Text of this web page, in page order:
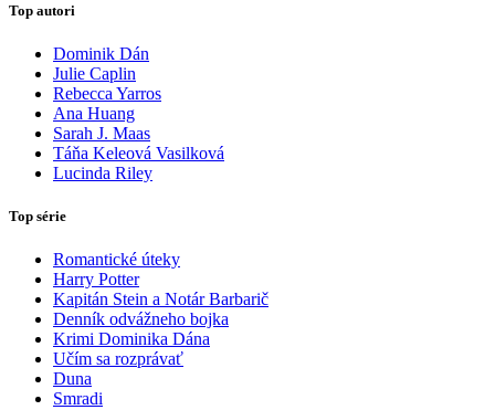
Top autori
Dominik Dán
Julie Caplin
Rebecca Yarros
Ana Huang
Sarah J. Maas
Táňa Keleová Vasilková
Lucinda Riley
Top série
Romantické úteky
Harry Potter
Kapitán Stein a Notár Barbarič
Denník odvážneho bojka
Krimi Dominika Dána
Učím sa rozprávať
Duna
Smradi